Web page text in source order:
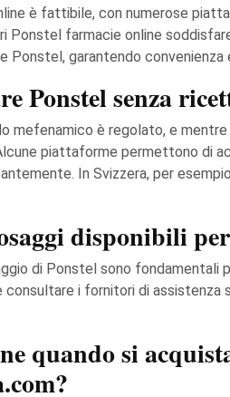
è fattibile, con numerose
Ponstel farmacie online
Ponstel, garantendo convenienza
Ponstel senza
mefenamico è regolato, e
piattaforme permettono di
In Svizzera, per
disponibili
di Ponstel sono fondamentali
consultare i fornitori di
quando si